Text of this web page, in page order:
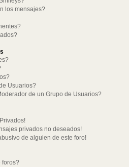
los mensajes?
Usuarios?
de un Grupo de Usuarios?
privados no deseados!
de alguien de este foro!